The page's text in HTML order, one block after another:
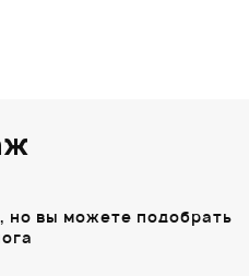
но вы можете подобрать